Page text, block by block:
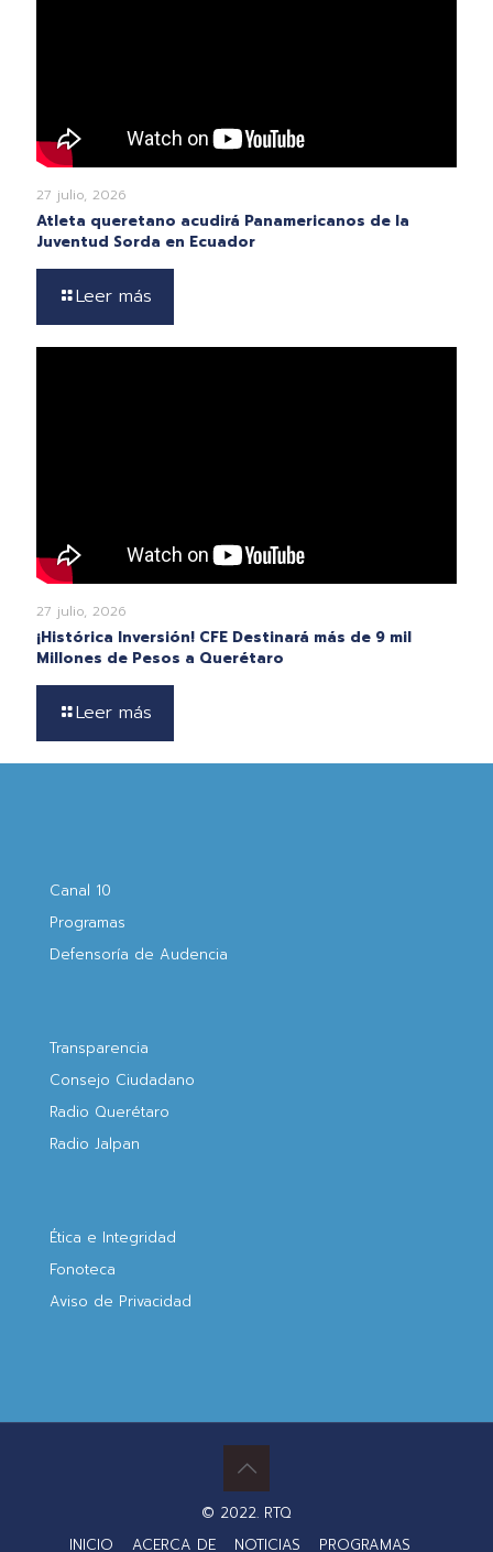
27 julio, 2026
Atleta queretano acudirá Panamericanos de la
Juventud Sorda en Ecuador
Leer más
27 julio, 2026
¡Histórica Inversión! CFE Destinará más de 9 mil
Millones de Pesos a Querétaro
Leer más
Canal 10
Programas
Defensoría de Audencia
Transparencia
Consejo Ciudadano
Radio Querétaro
Radio Jalpan
Ética e Integridad
Fonoteca
Aviso de Privacidad
© 2022. RTQ
INICIO
ACERCA DE NOTICIAS PROGRAMAS